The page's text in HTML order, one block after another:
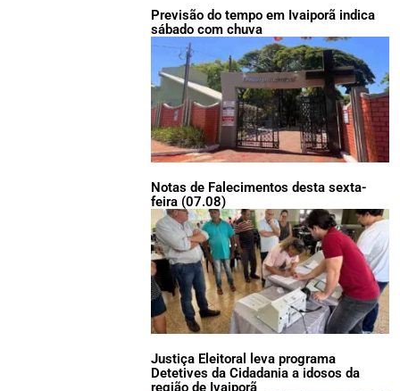
Previsão do tempo em Ivaiporã indica
sábado com chuva
Notas de Falecimentos desta sexta-
feira (07.08)
Justiça Eleitoral leva programa
Detetives da Cidadania a idosos da